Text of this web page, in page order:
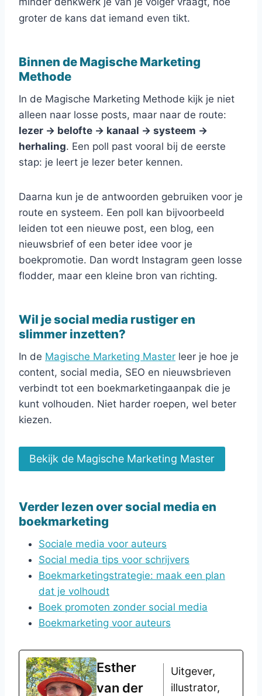
groter de kans dat iemand even tikt.
Binnen de Magische Marketing
Methode
In de Magische Marketing Methode kijk je niet
alleen naar losse posts, maar naar de route:
lezer → belofte → kanaal → systeem →
herhaling. Een poll past vooral bij de eerste
stap: je leert je lezer beter kennen.
Daarna kun je de antwoorden gebruiken voor je
route en systeem. Een poll kan bijvoorbeeld
leiden tot een nieuwe post, een blog, een
nieuwsbrief of een beter idee voor je
boekpromotie. Dan wordt Instagram geen losse
flodder, maar een kleine bron van richting.
Wil je social media rustiger en
slimmer inzetten?
In de Magische Marketing Master leer je hoe je
content, social media, SEO en nieuwsbrieven
verbindt tot een boekmarketingaanpak die je
kunt volhouden. Niet harder roepen, wel beter
kiezen.
Bekijk de Magische Marketing Master
Verder lezen over social media en
boekmarketing
Sociale media voor auteurs
Social media tips voor schrijvers
Boekmarketingstrategie: maak een plan
dat je volhoudt
Boek promoten zonder social media
Boekmarketing voor auteurs
Esther
van der
Uitgever,
illustrator,